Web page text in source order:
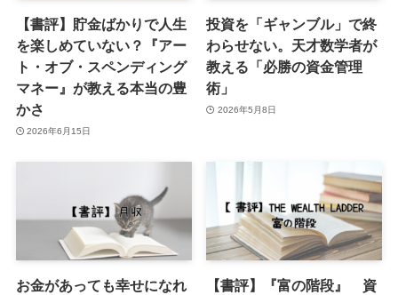
【書評】貯金ばかりで人生
を楽しめていない？『アー
ト・オブ・スペンディング
マネー』が教える本当の豊
かさ
2026年6月15日
投資を「ギャンブル」で終
わらせない。天才数学者が
教える「必勝の資金管理
術」
2026年5月8日
お金があっても幸せになれ
【書評】『富の階段』 資